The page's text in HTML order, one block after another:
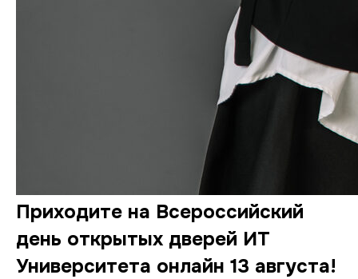
Приходите на Всероссийский
день открытых дверей ИТ
Университета онлайн 13 августа!